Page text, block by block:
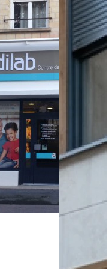
contributors